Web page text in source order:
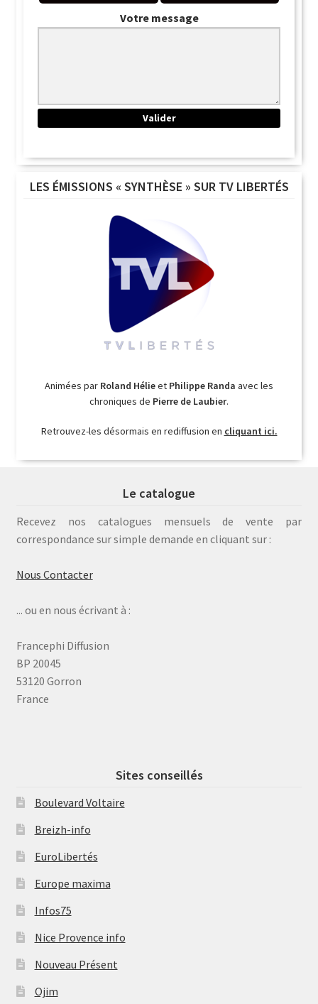
Votre message
LES ÉMISSIONS « SYNTHÈSE » SUR TV LIBERTÉS
Animées par Roland Hélieet Philippe Randa avec les
chroniques de Pierre de Laubier.
Retrouvez-les désormais en rediffusion en cliquant ici.
Le catalogue
Recevez nos catalogues mensuels de vente par
correspondance sur simple demande en cliquant sur :
Nous Contacter
... ou en nous écrivant à :
Francephi Diffusion
BP 20045
53120 Gorron
France
Sites conseillés
Boulevard Voltaire
Breizh-info
EuroLibertés
Europe maxima
Infos75
Nice Provence info
Nouveau Présent
Ojim